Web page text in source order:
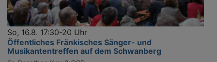
So, 16.8. 17:30-20 Uhr
Öffentliches Fränkisches Sänger- und
Musikantentreffen auf dem Schwanberg